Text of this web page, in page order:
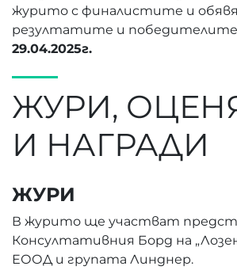
журито с финалистите и
резултатите и победителите
29.04.2025г.
ЖУРИ,
И НАГРАДИ
ЖУРИ
В журито ще участват
Консултативния Борд на
ЕООД и групата Линднер.